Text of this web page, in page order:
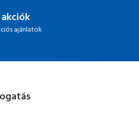
ajánlatok